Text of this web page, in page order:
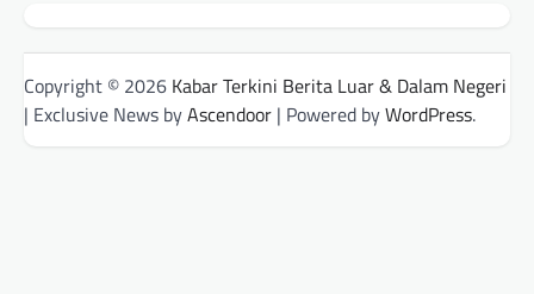
Copyright © 2026 Kabar Terkini Berita Luar & Dalam Negeri
| Exclusive News byAscendoor | Powered byWordPress.